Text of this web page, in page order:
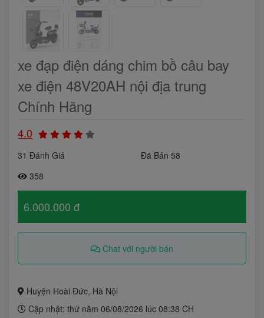
xe đạp điện dáng chim bồ câu bay
xe điện 48V20AH nội địa trung
Chính Hãng
4.0
31 Đánh Giá
Đã Bán 58
358
6.000.000 đ
Chat với người bán
Huyện Hoài Đức, Hà Nội
Cập nhật: thứ năm 06/08/2026 lúc 08:38 CH